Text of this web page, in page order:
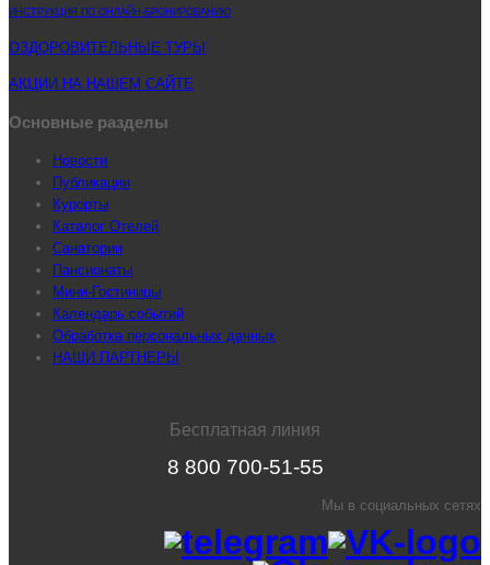
ИНСТРУКЦИЯ ПО ОНЛАЙН-БРОНИРОВАНИЮ
ОЗДОРОВИТЕЛЬНЫЕ ТУРЫ
АКЦИИ НА НАШЕМ САЙТЕ
Основные разделы
Новости
Публикации
Курорты
Каталог Отелей
Санатории
Пансионаты
Мини-Гостиницы
Календарь событий
Обработка персональных данных
НАШИ ПАРТНЕРЫ
Бесплатная линия
8 800 700-51-55
Мы в социальных сетях